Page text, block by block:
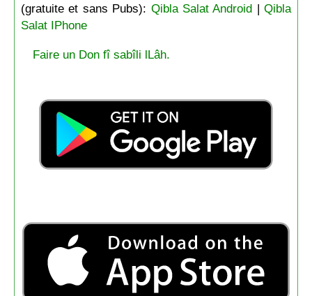
(gratuite et sans Pubs): Qibla Salat Android |Qibla
Salat IPhone
Faire un Don fî sabîli lLâh.